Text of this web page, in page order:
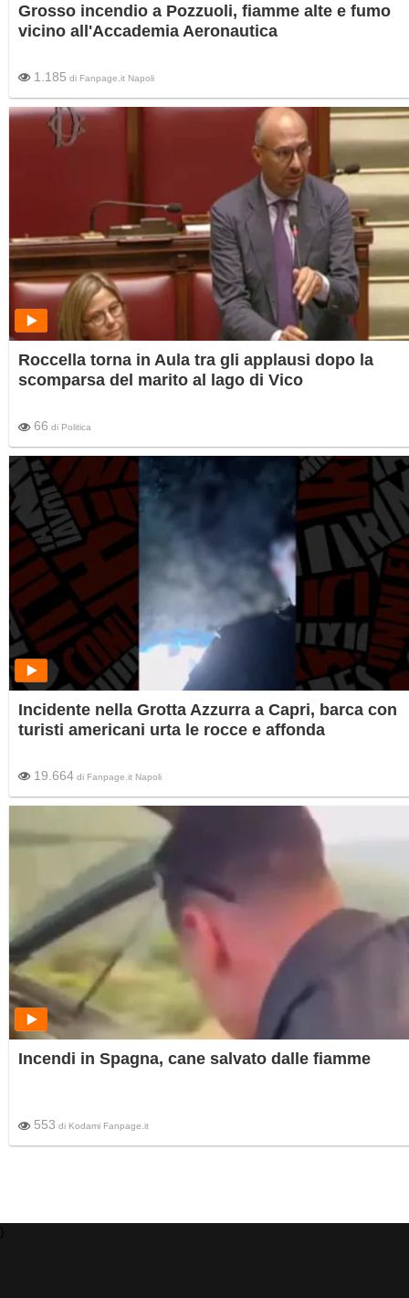
Grosso incendio a Pozzuoli, fiamme alte e fumo
vicino all'Accademia Aeronautica
1.185 di Fanpage.it Napoli
Roccella torna in Aula tra gli applausi dopo la
scomparsa del marito al lago di Vico
66 di Politica
Incidente nella Grotta Azzurra a Capri, barca con
turisti americani urta le rocce e affonda
19.664 di Fanpage.it Napoli
Incendi in Spagna, cane salvato dalle fiamme
553 di Kodami Fanpage.it